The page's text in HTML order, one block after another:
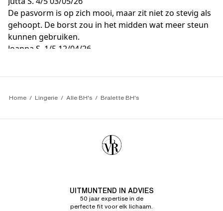
De pasvorm is op zich mooi, maar zit niet zo stevig als
gehoopt. De borst zou in het midden wat meer steun
kunnen gebruiken.
Joanna S. 1/5 12/04/26
Home Lingerie Alle BH's Bralette BH's
UITMUNTEND IN ADVIES
50 jaar expertise in de
perfecte fit voor elk lichaam.